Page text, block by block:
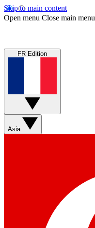
Skip to main content
Open menu Close main menu
FR Edition
Asia